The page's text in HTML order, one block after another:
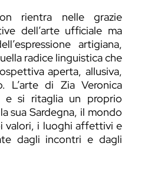
rientra nelle grazie
dell’arte ufficiale ma
artigiana,
radice linguistica che
aperta, allusiva,
L’arte di Zia Veronica
e si ritaglia un proprio
sua Sardegna, il mondo
valori, i luoghi affettivi e
dagli incontri e dagli